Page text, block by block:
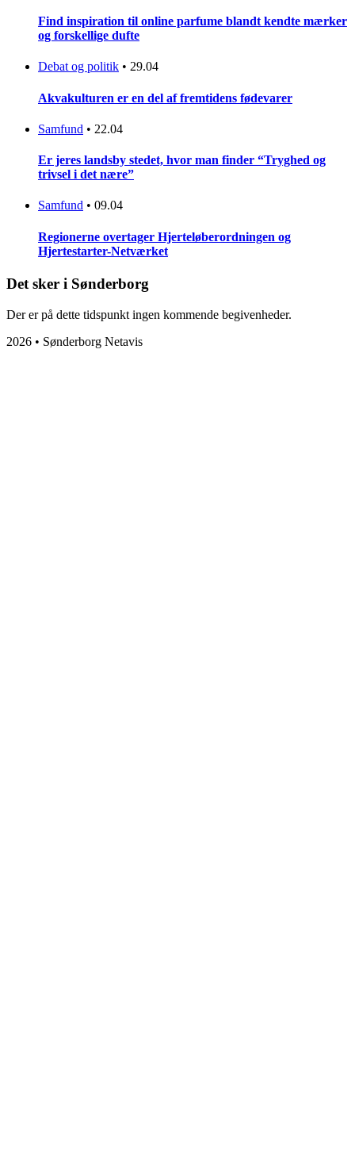
Find inspiration til online parfume blandt kendte mærker
og forskellige dufte
Debat og politik • 29.04
Akvakulturen er en del af fremtidens fødevarer
Samfund • 22.04
Er jeres landsby stedet, hvor man finder “Tryghed og
trivsel i det nære”
Samfund • 09.04
Regionerne overtager Hjerteløberordningen og
Hjertestarter-Netværket
Det sker i Sønderborg
Der er på dette tidspunkt ingen kommende begivenheder.
2026 • Sønderborg Netavis